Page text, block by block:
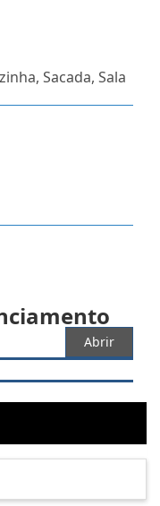
Sacada, Sala
Abrir